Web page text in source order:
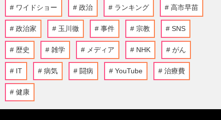
ワイドショー 政治 ランキング 高市早苗
政治家 玉川徹 事件 宗教 SNS
歴史 雑学 メディア NHK がん
IT 病気 闘病 YouTube 治療費
健康